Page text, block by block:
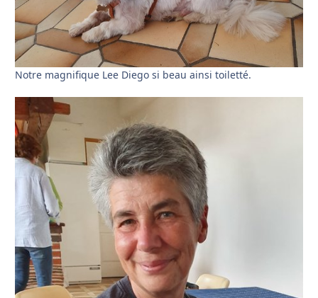
Notre magnifique Lee Diego si beau ainsi toiletté.